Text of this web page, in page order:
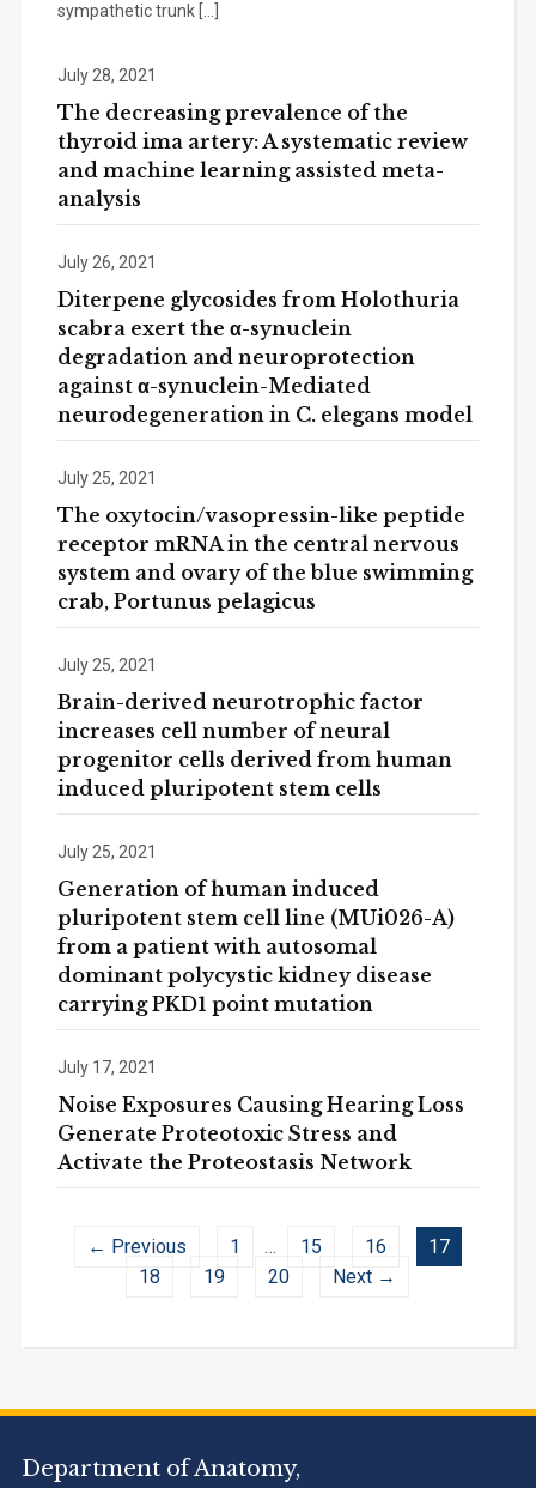
sympathetic trunk […]
July 28, 2021
The decreasing prevalence of the
thyroid ima artery: A systematic review
and machine learning assisted meta-
analysis
July 26, 2021
Diterpene glycosides from Holothuria
scabra exert the α-synuclein
degradation and neuroprotection
against α-synuclein-Mediated
neurodegeneration in C. elegans model
July 25, 2021
The oxytocin/vasopressin-like peptide
receptor mRNA in the central nervous
system and ovary of the blue swimming
crab, Portunus pelagicus
July 25, 2021
Brain-derived neurotrophic factor
increases cell number of neural
progenitor cells derived from human
induced pluripotent stem cells
July 25, 2021
Generation of human induced
pluripotent stem cell line (MUi026-A)
from a patient with autosomal
dominant polycystic kidney disease
carrying PKD1 point mutation
July 17, 2021
Noise Exposures Causing Hearing Loss
Generate Proteotoxic Stress and
Activate the Proteostasis Network
← Previous 1 … 15 16
17
18
19 20 Next →
Department of Anatomy,